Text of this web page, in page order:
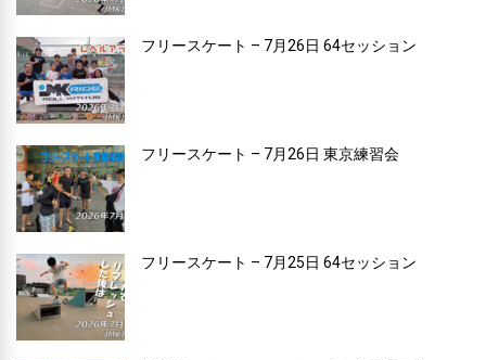
フリースケート – 7月26日 64セッション
フリースケート – 7月26日 東京練習会
フリースケート – 7月25日 64セッション